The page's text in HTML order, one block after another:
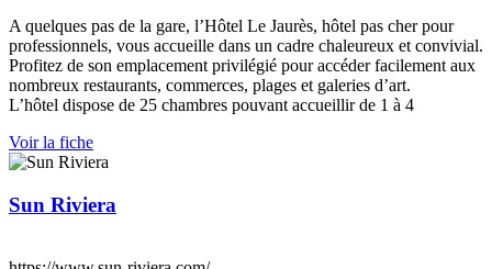
A quelques pas de la gare, l’Hôtel Le Jaurès, hôtel pas cher pour
professionnels, vous accueille dans un cadre chaleureux et convivial.
Profitez de son emplacement privilégié pour accéder facilement aux
nombreux restaurants, commerces, plages et galeries d’art.
L’hôtel dispose de 25 chambres pouvant accueillir de 1 à 4
Voir la fiche
Sun Riviera